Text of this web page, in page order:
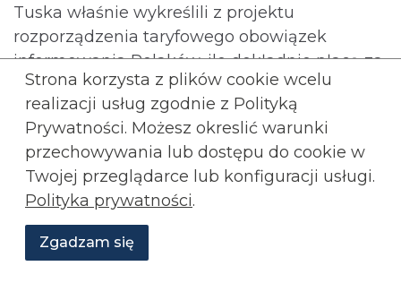
Tuska właśnie wykreślili z projektu
rozporządzenia taryfowego obowiązek
informowania Polaków, ile dokładnie płacą za
unijny system handlu emisjami CO2 (ETS) – to
celowe zaciemnianie prawdy.
Rozwiń wpis...
Rozwińkomentarze (1)
Polski dług publiczny właśnie
przebił 60% PKB po raz pierwszy
Strona korzysta z plików cookie wcelu
realizacji usług zgodnie z Polityką
Prywatności. Możesz okreslić warunki
przechowywania lub dostępu do cookie w
Twojej przeglądarce lub konfiguracji usługi.
Polityka prywatności.
Zgadzam się